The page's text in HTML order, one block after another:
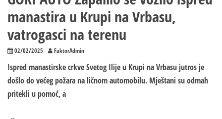
manastira u Krupi na Vrbasu,
vatrogasci na terenu
02/02/2025 FaktorAdmin
Ispred manastirske crkve Svetog Ilije u Krupi na Vrbasu jutros je
došlo do većeg požara na ličnom automobilu. Mještani su odmah
pritekli u pomoć, a